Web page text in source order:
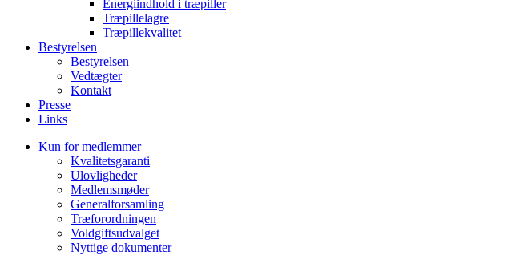
Energiindhold i træpiller
Træpillelagre
Træpillekvalitet
Bestyrelsen
Bestyrelsen
Vedtægter
Kontakt
Presse
Links
Kun for medlemmer
Kvalitetsgaranti
Ulovligheder
Medlemsmøder
Generalforsamling
Træforordningen
Voldgiftsudvalget
Nyttige dokumenter